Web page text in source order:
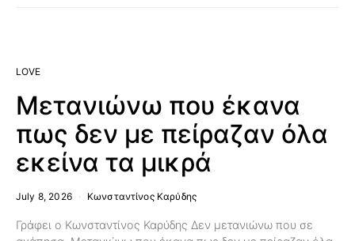
LOVE
Μετανιώνω που έκανα
πως δεν με πείραζαν όλα
εκείνα τα μικρά
July 8, 2026 Κωνσταντίνος Καρύδης
Γράφει ο Κωνσταντίνος Καρύδης Δεν μετανιώνω που σε